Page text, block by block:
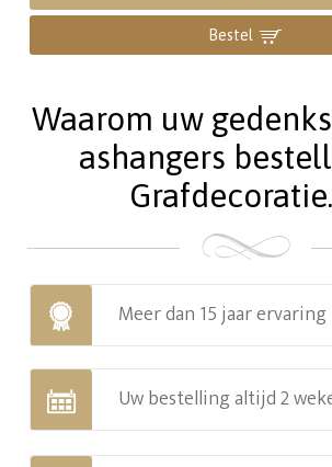
Bestel
Waarom uw
ashangers
Meer dan 15 jaar ervaring
Uw bestelling altijd 2